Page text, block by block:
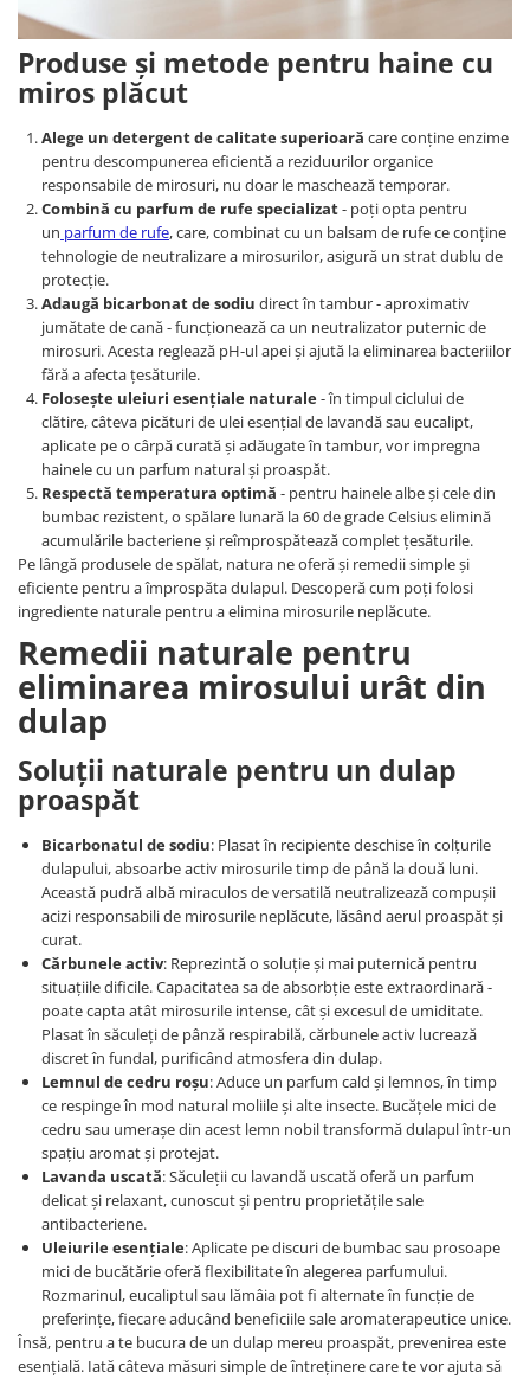
Produse și metode pentru haine cu
miros plăcut
Alege un detergent de calitate superioară care conține enzime
pentru descompunerea eficientă a reziduurilor organice
responsabile de mirosuri, nu doar le maschează temporar.
Combină cu parfum de rufe specializat- poți opta pentru
un parfum de rufe, care, combinat cu un balsam de rufe ce conține
tehnologie de neutralizare a mirosurilor, asigură un strat dublu de
protecție.
Adaugă bicarbonat de sodiu direct în tambur - aproximativ
jumătate de cană - funcționează ca un neutralizator puternic de
mirosuri. Acesta reglează pH-ul apei și ajută la eliminarea bacteriilor
fără a afecta țesăturile.
Folosește uleiuri esențiale naturale- în timpul ciclului de
clătire, câteva picături de ulei esențial de lavandă sau eucalipt,
aplicate pe o cârpă curată și adăugate în tambur, vor impregna
hainele cu un parfum natural și proaspăt.
Respectă temperatura optimă - pentru hainele albe și cele din
bumbac rezistent, o spălare lunară la 60 de grade Celsius elimină
acumulările bacteriene și reîmprospătează complet țesăturile.
Pe lângă produsele de spălat, natura ne oferă și remedii simple și
eficiente pentru a împrospăta dulapul. Descoperă cum poți folosi
ingrediente naturale pentru a elimina mirosurile neplăcute.
Remedii naturale pentru
eliminarea mirosului urât din
dulap
Soluții naturale pentru un dulap
proaspăt
Bicarbonatul de sodiu: Plasat în recipiente deschise în colțurile
dulapului, absoarbe activ mirosurile timp de până la două luni.
Această pudră albă miraculos de versatilă neutralizează compușii
acizi responsabili de mirosurile neplăcute, lăsând aerul proaspăt și
curat.
Cărbunele activ: Reprezintă o soluție și mai puternică pentru
situațiile dificile. Capacitatea sa de absorbție este extraordinară -
poate capta atât mirosurile intense, cât și excesul de umiditate.
Plasat în săculeți de pânză respirabilă, cărbunele activ lucrează
discret în fundal, purificând atmosfera din dulap.
Lemnul de cedru roșu: Aduce un parfum cald și lemnos, în timp
ce respinge în mod natural moliile și alte insecte. Bucățele mici de
cedru sau umerașe din acest lemn nobil transformă dulapul într-un
spațiu aromat și protejat.
Lavanda uscată: Săculeții cu lavandă uscată oferă un parfum
delicat și relaxant, cunoscut și pentru proprietățile sale
antibacteriene.
Uleiurile esențiale: Aplicate pe discuri de bumbac sau prosoape
mici de bucătărie oferă flexibilitate în alegerea parfumului.
Rozmarinul, eucaliptul sau lămâia pot fi alternate în funcție de
preferințe, fiecare aducând beneficiile sale aromaterapeutice unice.
Însă, pentru a te bucura de un dulap mereu proaspăt, prevenirea este
esențială. Iată câteva măsuri simple de întreținere care te vor ajuta să